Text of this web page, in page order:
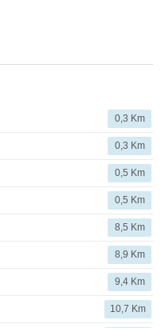
0,3 Km
0,3 Km
0,5 Km
0,5 Km
8,5 Km
8,9 Km
9,4 Km
10,7 Km